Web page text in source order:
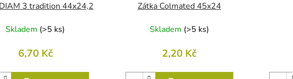
3 tradition 44x24,2
Skladem (>5 ks)
6,70 Kč
Zátka Colmated 45x24
Skladem (>5 ks)
2,20 Kč